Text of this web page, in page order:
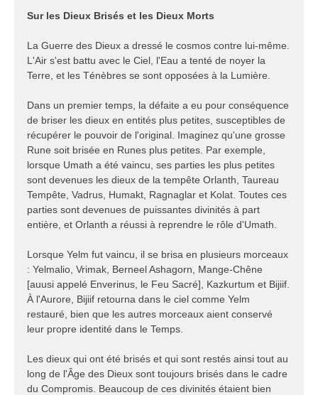
g
Sur les Dieux Brisés et les Dieux Morts
La Guerre des Dieux a dressé le cosmos contre lui-même.
L'Air s'est battu avec le Ciel, l'Eau a tenté de noyer la
Terre, et les Ténèbres se sont opposées à la Lumière.
Dans un premier temps, la défaite a eu pour conséquence
de briser les dieux en entités plus petites, susceptibles de
récupérer le pouvoir de l'original. Imaginez qu'une grosse
Rune soit brisée en Runes plus petites. Par exemple,
lorsque Umath a été vaincu, ses parties les plus petites
sont devenues les dieux de la tempête Orlanth, Taureau
Tempête, Vadrus, Humakt, Ragnaglar et Kolat. Toutes ces
parties sont devenues de puissantes divinités à part
entière, et Orlanth a réussi à reprendre le rôle d'Umath.
Lorsque Yelm fut vaincu, il se brisa en plusieurs morceaux
: Yelmalio, Vrimak, Berneel Ashagorn, Mange-Chêne
[auusi appelé Enverinus, le Feu Sacré], Kazkurtum et Bijiif.
À l'Aurore, Bijiif retourna dans le ciel comme Yelm
restauré, bien que les autres morceaux aient conservé
leur propre identité dans le Temps.
Les dieux qui ont été brisés et qui sont restés ainsi tout au
long de l'Âge des Dieux sont toujours brisés dans le cadre
du Compromis. Beaucoup de ces divinités étaient bien